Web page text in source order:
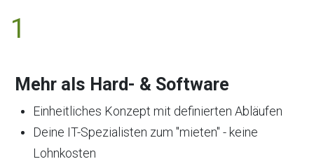
1
Mehr als Hard- & Software
Einheitliches Konzept mit definierten Abläufen
Deine IT-Spezialisten zum "mieten" - keine
Lohnkosten